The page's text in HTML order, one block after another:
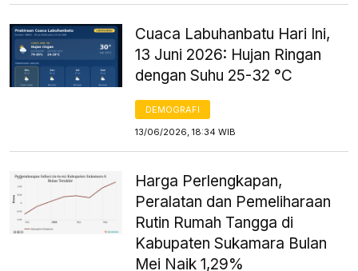
Cuaca Labuhanbatu Hari Ini,
13 Juni 2026: Hujan Ringan
dengan Suhu 25-32 °C
DEMOGRAFI
13/06/2026, 18:34 WIB
Harga Perlengkapan,
Peralatan dan Pemeliharaan
Rutin Rumah Tangga di
Kabupaten Sukamara Bulan
Mei Naik 1,29%